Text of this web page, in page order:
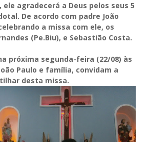
ele agradecerá a Deus pelos seus 5
De acordo com padre João
a missa com ele, os
(Pe.Biu), e Sebastião Costa.
próxima segunda-feira (22/08) às
Paulo e família, convidam a
desta missa.